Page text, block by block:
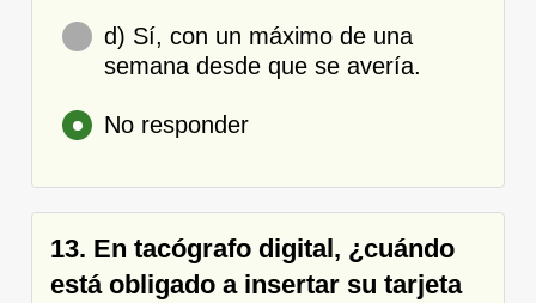
d) Sí, con un máximo de una
semana desde que se avería.
No responder
13. En tacógrafo digital, ¿cuándo
está obligado a insertar su tarjeta